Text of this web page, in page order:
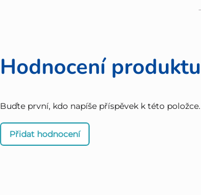
Hodnocení produktu
Buďte první, kdo napíše příspěvek k této položce.
Přidat hodnocení